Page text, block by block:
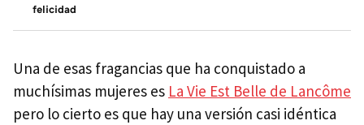
felicidad
Una de esas fragancias que ha conquistado a
muchísimas mujeres es La Vie Est Belle de Lancôme
pero lo cierto es que hay una versión casi idéntica